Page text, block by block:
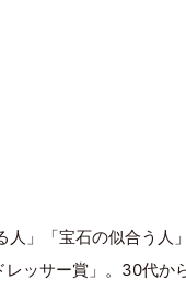
」「宝石の似合う人
ッサー賞」。30代か